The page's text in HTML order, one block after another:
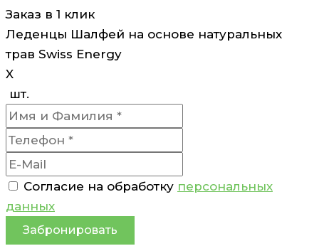
Заказ в 1 клик
Леденцы Шалфей на основе натуральных
трав Swiss Energy
X
шт.
Согласие на обработку персональных
данных
Забронировать